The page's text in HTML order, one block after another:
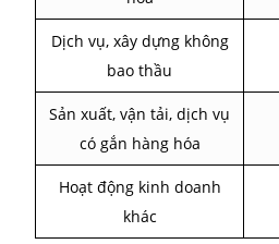
Hộ kinh doanh nộpthuế GTGT
tỷ lệ trên doanh thu. Mức thuế
Ngành nghề
Phân phối, cung cấp hàng
hóa